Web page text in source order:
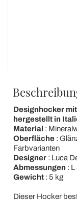
Designhocker
hergestellt in
Material :
Oberfläche:
Farbvarianten
Designer: Luca
Abmessungen :
Gewicht: 5 kg
Dieser Hocker